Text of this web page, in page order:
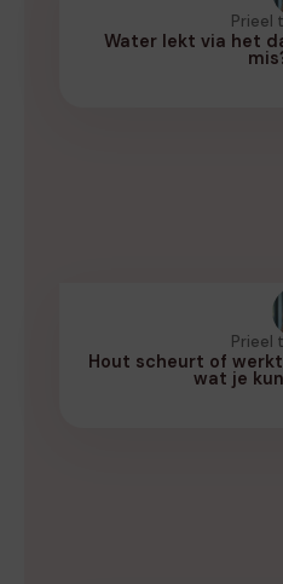
Prieel
Water lekt via het
Prieel
Hout scheurt of
wat je